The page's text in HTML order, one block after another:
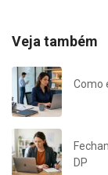
Veja também
Como
DP